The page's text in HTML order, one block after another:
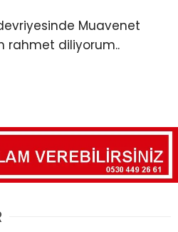
Muavenet
rahmet diliyorum..